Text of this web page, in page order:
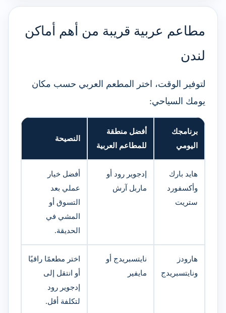
مطاعم عربية قريبة من أهم أماكن
لندن
لتوفير الوقت، اختر المطعم العربي حسب مكان
يومك السياحي:
برنامجك
اليومي
أفضل منطقة
للمطاعم العربية
النصيحة
هايد بارك
وأكسفورد
ستريت
إدجوير رود أو
ماربل آرش
أفضل خيار
عملي بعد
التسوق أو
المشي في
الحديقة.
هارودز
ونايتسبريدج
نايتسبريدج أو
مايفير
اختر مطعمًا راقيًا
أو انتقل إلى
إدجوير رود
لتكلفة أقل.